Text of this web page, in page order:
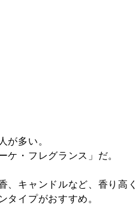
が多い。
ケ・フレグランス」だ。
、キャンドルなど、香り高く
タイプがおすすめ。